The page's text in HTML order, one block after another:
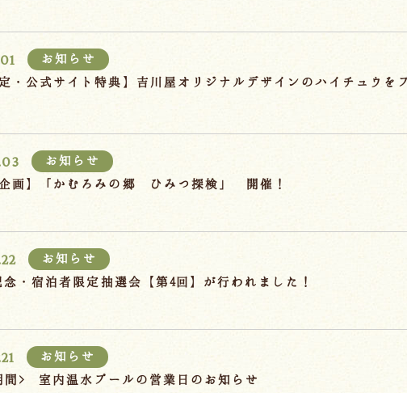
お知らせ
定・公式サイト特典】吉川屋オリジナルデザインのハイチュウを
お知らせ
企画】「かむろみの郷 ひみつ探検」 開催！
お知らせ
念・宿泊者限定抽選会【第4回】が行われました！
お知らせ
間> 室内温水プールの営業日のお知らせ